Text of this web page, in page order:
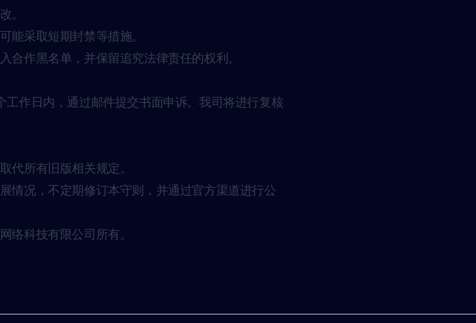
。
能采取短期封禁等措施。
合作黑名单，并保留追究法律责任的权利。
工作日内，通过邮件提交书面申诉。我司将进行复核
代所有旧版相关规定。
情况，不定期修订本守则，并通过官方渠道进行公
络科技有限公司所有。